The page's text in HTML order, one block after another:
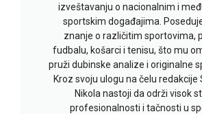
izveštavanju o nacionalnim i
sportskim događajima.
znanje o različitim sportovima,
fudbalu, košarci i tenisu, što mu
pruži dubinske analize i originalne
Kroz svoju ulogu na čelu redakcije
Nikola nastoji da održi visok
profesionalnosti i tačnosti u